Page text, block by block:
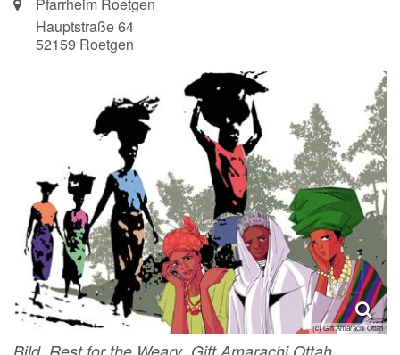
Hauptstraße 64
52159 Roetgen
(c) Gift Amarachi Ottah